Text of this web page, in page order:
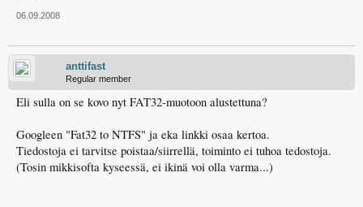
06.09.2008
anttifast
Regular member
Eli sulla on se kovo nyt FAT32-muotoon alustettuna?
Googleen "Fat32 to NTFS" ja eka linkki osaa kertoa.
Tiedostoja ei tarvitse poistaa/siirrellä, toiminto ei tuhoa tedostoja.
(Tosin mikkisofta kyseessä, ei ikinä voi olla varma...)